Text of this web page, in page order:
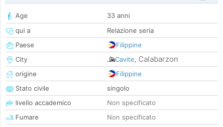
Age
33 anni
qui a
Relazione seria
Paese
Filippine
City
Cavite, Calabarzon
origine
Filippine
Stato civile
singolo
livello accademico
Non specificato
Fumare
Non specificato